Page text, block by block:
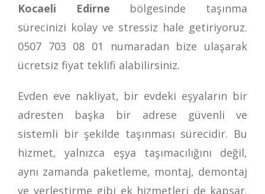
Kocaeli Edirne bölgesinde taşınma
sürecinizi kolay ve stressiz hale getiriyoruz.
0507 703 08 01
numaradan bize ulaşarak
ücretsiz fiyat teklifi alabilirsiniz.
Evden eve nakliyat, bir evdeki eşyaların bir
adresten başka bir adrese güvenli ve
sistemli bir şekilde taşınması sürecidir. Bu
hizmet, yalnızca eşya taşımacılığını değil,
aynı zamanda paketleme, montaj, demontaj
ve yerleştirme gibi ek hizmetleri de kapsar.